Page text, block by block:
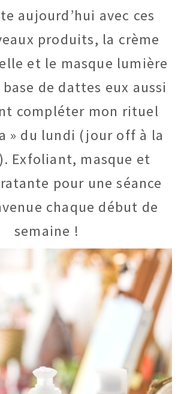
aujourd’hui avec ces
produits, la crème
et le masque lumière
de dattes eux aussi
compléter mon rituel
» du lundi (jour off à la
Exfoliant, masque et
pour une séance
chaque début de
semaine !